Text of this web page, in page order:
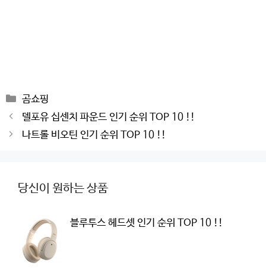
Categories
곰쇼핑
Post
navigation
델포유 십센치 파운드 인기 순위 TOP 10 !!
나트롤 비오틴 인기 순위 TOP 10 !!
당신이 원하는 상품
블루투스 헤드셋 인기 순위 TOP 10 !!